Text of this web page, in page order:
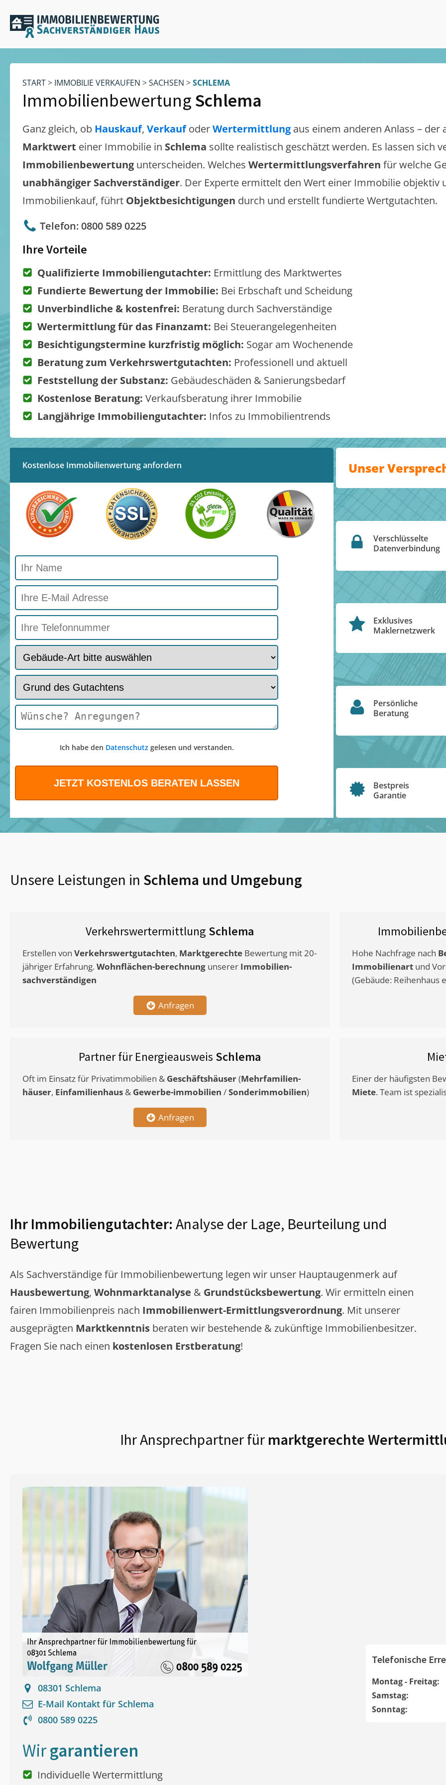
START> IMMOBILIE VERKAUFEN >SACHSEN >SCHLEMA
Immobilienbewertung Schlema
Ganz gleich, ob Hauskauf, VerkaufoderWertermittlung aus einem anderen Anlass – der
Marktwert einer Immobilie in Schlema sollte realistisch geschätzt werden. Es lassen sich
Immobilienbewertung unterscheiden. Welches Wertermittlungsverfahren für welche
unabhängiger Sachverständiger. Der Experte ermittelt den Wert einer Immobilie objektiv
Immobilienkauf, führt Objektbesichtigungen durch und erstellt fundierte Wertgutachten.
Telefon: 0800 589 0225
Ihre Vorteile
Qualifizierte Immobiliengutachter: Ermittlung des Marktwertes
Fundierte Bewertung der Immobilie: Bei Erbschaft und Scheidung
Unverbindliche & kostenfrei: Beratung durch Sachverständige
Wertermittlung für das Finanzamt: Bei Steuerangelegenheiten
Besichtigungstermine kurzfristig möglich: Sogar am Wochenende
Beratung zum Verkehrswertgutachten: Professionell und aktuell
Feststellung der Substanz: Gebäudeschäden & Sanierungsbedarf
Kostenlose Beratung: Verkaufsberatung ihrer Immobilie
Langjährige Immobiliengutachter: Infos zu Immobilientrends
Kostenlose Immobilienwertung anfordern
Ich habe den Datenschutzgelesen und verstanden.
Unser
Verschlüsselte
Datenverbindung
Exklusives
Maklernetzwerk
Persönliche
Beratung
Bestpreis
Garantie
Unsere Leistungen in Schlema und Umgebung
Verkehrswertermittlung Schlema
Erstellen von Verkehrswertgutachten, Marktgerechte Bewertung mit 20-
jähriger Erfahrung. Wohnflächen-berechnung unserer Immobilien-
sachverständigen
Anfragen
Hohe Nachfrage nach
Immobilienart und
(Gebäude: Reihenhaus
Partner für Energieausweis Schlema
Oft im Einsatz für Privatimmobilien & Geschäftshäuser(Mehrfamilien-
häuser, Einfamilienhaus & Gewerbe-immobilien /Sonderimmobilien)
Anfragen
Einer der häufigsten
Miete. Team ist
Ihr Immobiliengutachter: Analyse der Lage, Beurteilung und
Bewertung
Als Sachverständige für Immobilienbewertung legen wir unser Hauptaugenmerk auf
Hausbewertung, Wohnmarktanalyse & Grundstücksbewertung. Wir ermitteln einen
fairen Immobilienpreis nach Immobilienwert-Ermittlungsverordnung. Mit unserer
ausgeprägten Marktkenntnis beraten wir bestehende & zukünftige Immobilienbesitzer.
Fragen Sie nach einen kostenlosen Erstberatung!
Ihr Ansprechpartner für marktgerechte
08301 Schlema
E-Mail Kontakt für Schlema
0800 589 0225
Telefonische
Montag - Freitag:
Samstag:
Sonntag:
Wirgarantieren
Individuelle Wertermittlung